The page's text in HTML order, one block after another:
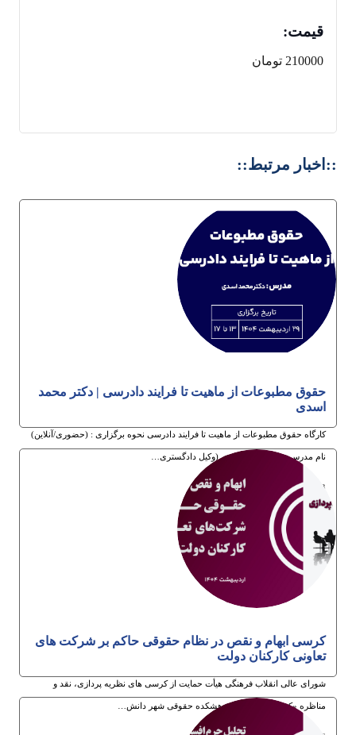
قیمت:
210000 تومان
::اخبار مرتبط::
حقوق مطبوعات از ماهیت تا فرایند دادرسی | دکتر محمد
اسدی
کارگاه حقوق مطبوعات از ماهیت تا فرایند دادرسی نحوه برگزاری : (حضوری/آنلاین)
نام مدرس : دکتر محمد اسدی (وکیل دادگستری…
13ام اردیبهشت 1404
کرسی ابهام و نقص در نظام حقوقی حاکم بر شرکت های
تعاونی کارکنان دولت
شورای عالی انقلاب فرهنگی هیأت حمایت از کرسی های نظریه پردازی، نقد و
مناظره «کرسی ترویجی» پژوهشکده حقوقی شهر دانش…